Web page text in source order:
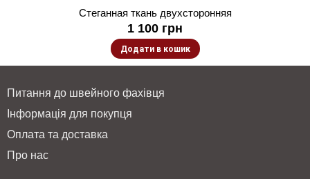
Стеганная ткань двухсторонняя
1 100 грн
Додати в кошик
Питання до швейного фахівця
Інформація для покупця
Оплата та доставка
Про нас